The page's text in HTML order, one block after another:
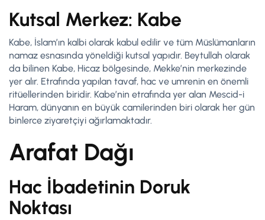
Kutsal Merkez: Kabe
Kabe, İslam’ın kalbi olarak kabul edilir ve tüm Müslümanların
namaz esnasında yöneldiği kutsal yapıdır. Beytullah olarak
da bilinen Kabe, Hicaz bölgesinde, Mekke’nin merkezinde
yer alır. Etrafında yapılan tavaf, hac ve umrenin en önemli
ritüellerinden biridir. Kabe’nin etrafında yer alan Mescid-i
Haram, dünyanın en büyük camilerinden biri olarak her gün
binlerce ziyaretçiyi ağırlamaktadır.
Arafat Dağı
Hac İbadetinin Doruk
Noktası